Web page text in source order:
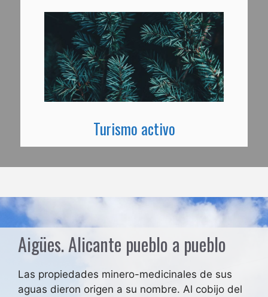
Turismo activo
Aigües. Alicante pueblo a pueblo
Las propiedades minero-medicinales de sus
aguas dieron origen a su nombre. Al cobijo del